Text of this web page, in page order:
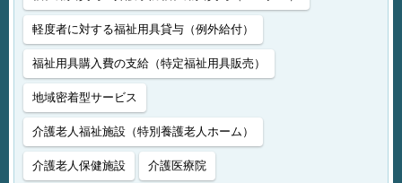
軽度者に対する福祉用具貸与（例外給付）
福祉用具購入費の支給（特定福祉用具販売）
地域密着型サービス
介護老人福祉施設（特別養護老人ホーム）
介護老人保健施設 介護医療院